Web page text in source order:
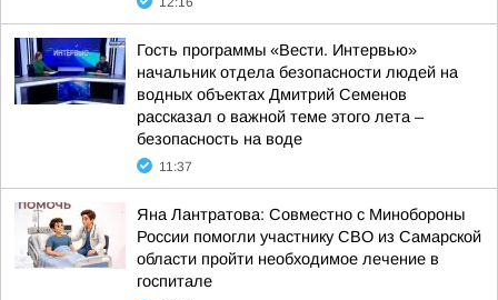
Гость программы «Вести. Интервью»
начальник отдела безопасности людей на
водных объектах Дмитрий Семенов
рассказал о важной теме этого лета –
безопасность на воде
11:37
Яна Лантратова: Совместно с Минобороны
России помогли участнику СВО из Самарской
области пройти необходимое лечение в
госпитале